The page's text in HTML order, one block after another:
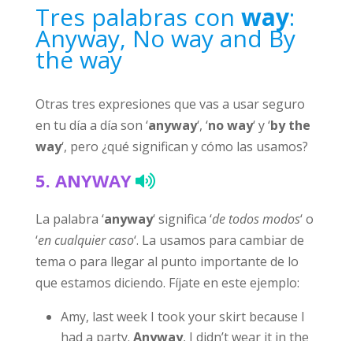
Tres palabras con way:
Anyway, No way and By
the way
Otras tres expresiones que vas a usar seguro
en tu día a día son ‘anyway‘, ‘no way‘ y ‘by the
way‘, pero ¿qué significan y cómo las usamos?
5. ANYWAY
La palabra ‘anyway‘ significa ‘de todos modos‘ o
‘en cualquier caso‘. La usamos para cambiar de
tema o para llegar al punto importante de lo
que estamos diciendo. Fíjate en este ejemplo:
Amy, last week I took your skirt because I
had a party. Anyway, I didn’t wear it in the